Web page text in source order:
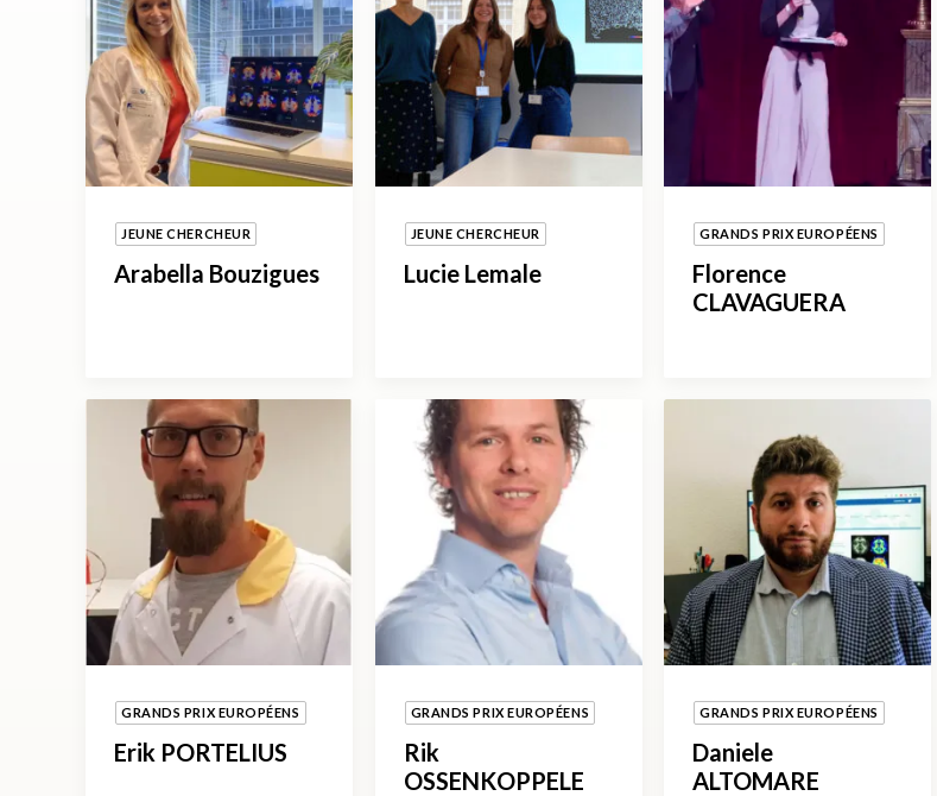
JEUNE CHERCHEUR
Arabella Bouzigues
JEUNE CHERCHEUR
Lucie Lemale
GRANDS PRIX EUROPÉENS
Florence
CLAVAGUERA
GRANDS PRIX EUROPÉENS
Erik PORTELIUS
GRANDS PRIX EUROPÉENS
Rik
OSSENKOPPELE
GRANDS PRIX EUROPÉENS
Daniele
ALTOMARE